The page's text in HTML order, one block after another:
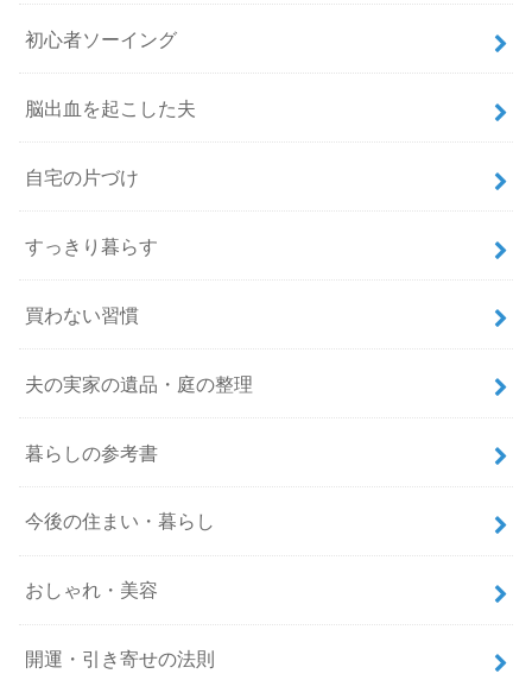
初心者ソーイング
脳出血を起こした夫
自宅の片づけ
すっきり暮らす
買わない習慣
夫の実家の遺品・庭の整理
暮らしの参考書
今後の住まい・暮らし
おしゃれ・美容
開運・引き寄せの法則